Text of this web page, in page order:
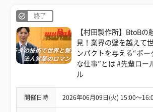
終了
【村田製作所】BtoBの
見！業界の壁を越えて
ンパクトを与える“ボー
な仕事”とは #先輩ロー
ル
開催日時 2026年06月09日(火) 15:00〜